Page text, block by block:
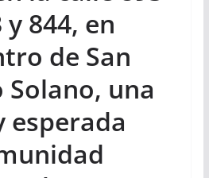
844, en
de San
Solano, una
esperada